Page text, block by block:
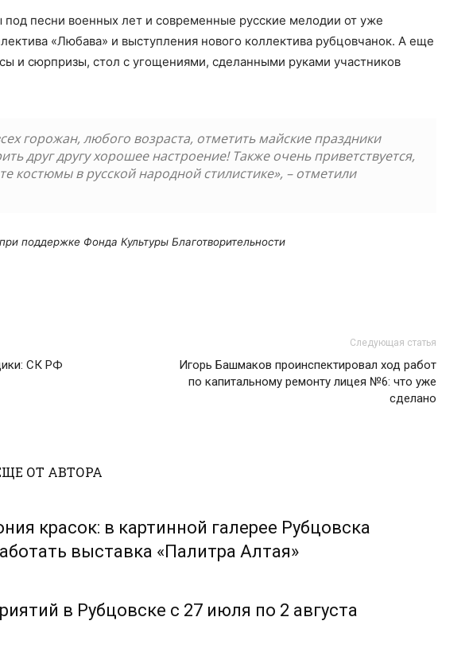
песни военных лет и современные русские мелодии от уже
«Любава» и выступления нового коллектива рубцовчанок. А еще
и сюрпризы, стол с угощениями, сделанными руками участников
горожан, любого возраста, отметить майские праздники
друг другу хорошее настроение! Также очень приветствуется,
костюмы в русской народной стилистике», – отметили
поддержке Фонда Культуры Благотворительности
СК РФ
Следующая статья
Игорь Башмаков проинспектировал ход работ
по капитальному ремонту лицея №6: что уже
сделано
ОТ АВТОРА
красок: в картинной галерее Рубцовска
выставка «Палитра Алтая»
в Рубцовске с 27 июля по 2 августа